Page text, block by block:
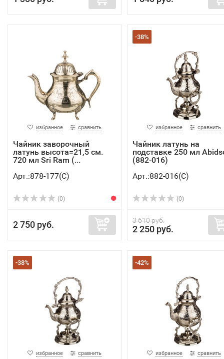
избранное сравнить
Чайник заворочный
латунь высота=21,5 см.
720 мл Sri Ram (...
Арт.:878-177(C)
(0)
2 750 руб.
-38%
избранное сравнить
Чайник латунь на
подставке 250 мл
(882-016)
Арт.:882-016(C)
(0)
3 610 руб.
2 250 руб.
-38%
избранное сравнить
-42%
избранное сравнить